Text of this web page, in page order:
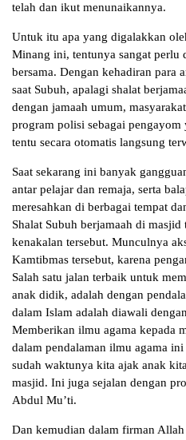
telah dan ikut menunaikannya.
Untuk itu apa yang digalakkan
Minang ini, tentunya sangat perlu
bersama. Dengan kehadiran para
saat Subuh, apalagi shalat
dengan jamaah umum,
program polisi sebagai
tentu secara otomatis langsung
Saat sekarang ini banyak
antar pelajar dan remaja, serta
meresahkan di berbagai tempat
Shalat Subuh berjamaah di
kenakalan tersebut. Munculnya
Kamtibmas tersebut, karena
Salah satu jalan terbaik untuk
anak didik, adalah dengan
dalam Islam adalah diawali
Memberikan ilmu agama kepada
dalam pendalaman ilmu agama
sudah waktunya kita ajak anak
masjid. Ini juga sejalan dengan
Abdul Mu’ti.
Dan kemudian dalam firman